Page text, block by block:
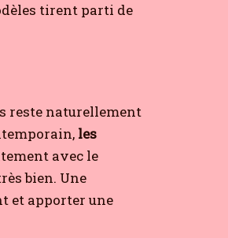
tirent parti de
reste naturellement
les
avec le
bien. Une
et apporter une